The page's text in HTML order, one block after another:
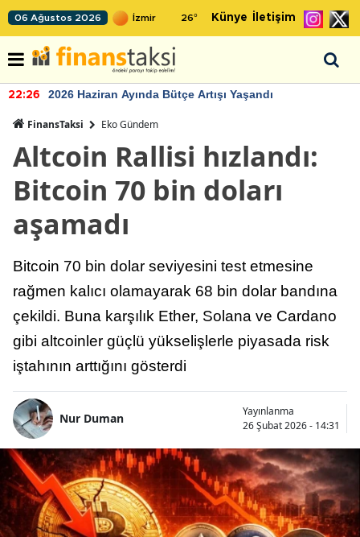
06 Ağustos 2026 26° Künye İletişim
22:26 2026 Haziran Ayında Bütçe Artışı Yaşandı
FinansTaksi Eko Gündem
Altcoin Rallisi hızlandı:
Bitcoin 70 bin doları
aşamadı
Bitcoin 70 bin dolar seviyesini test etmesine
rağmen kalıcı olamayarak 68 bin dolar bandına
çekildi. Buna karşılık Ether, Solana ve Cardano
gibi altcoinler güçlü yükselişlerle piyasada risk
iştahının arttığını gösterdi
Nur Duman
Yayınlanma
26 Şubat 2026 - 14:31